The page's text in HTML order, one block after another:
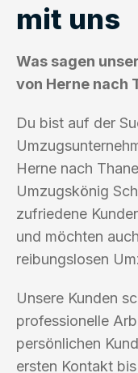
mit uns
Was sagen
von Herne nach
Du bist auf der
Herne nach
Umzugskönig
zufriedene
und möchten
reibungslosen
Unsere Kunden
professionelle
persönlichen
ersten Kontakt